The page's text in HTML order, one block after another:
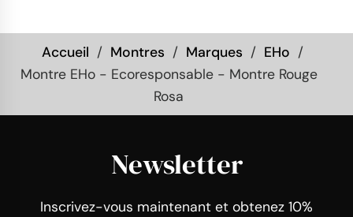
Accueil Montres Marques
EHo
Montre EHo - Ecoresponsable - Montre Rouge
Rosa
Newsletter
Inscrivez-vous maintenant et obtenez 10%